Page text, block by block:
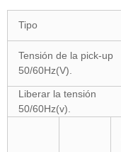
Tipo
Tensión de la pick-up
50/60Hz(V).
Liberar la tensión
50/60Hz(v).